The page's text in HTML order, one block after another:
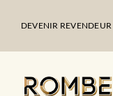
DEVENIR REVENDEUR